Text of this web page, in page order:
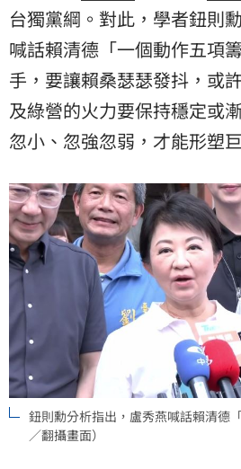
台獨黨綱。對此，學者鈕則
喊話賴清德「一個動作五項
手，要讓賴桑瑟瑟發抖，或
及綠營的火力要保持穩定或
忽小、忽強忽弱，才能形塑
鈕則勳分析指出，盧秀燕喊話賴清德
／翻攝畫面）